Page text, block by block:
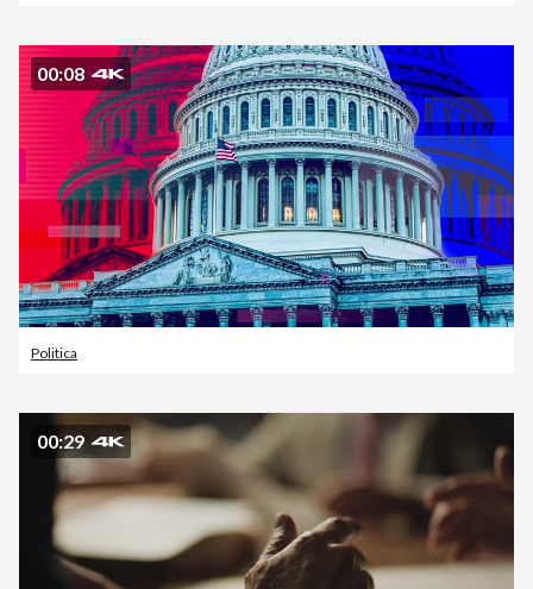
00:08
Politica
00:29